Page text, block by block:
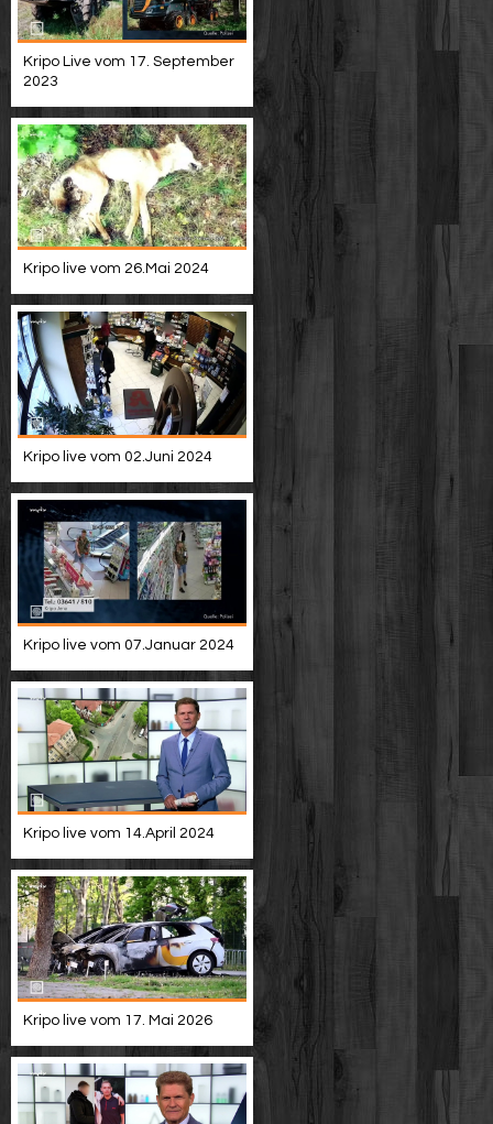
Kripo Live vom 17. September
2023
Kripo live vom 26.Mai 2024
Kripo live vom 02.Juni 2024
Kripo live vom 07.Januar 2024
Kripo live vom 14.April 2024
Kripo live vom 17. Mai 2026